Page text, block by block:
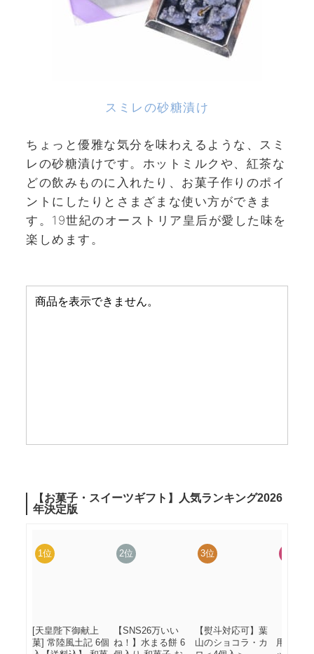
スミレの砂糖漬け
ちょっと優雅な気分を味わえるような、スミ
レの砂糖漬けです。ホットミルクや、紅茶な
どの飲みものに入れたり、お菓子作りのポイ
ントにしたりとさまざまな使い方ができま
す。19世紀のオーストリア皇后が愛した味を
楽しめます。